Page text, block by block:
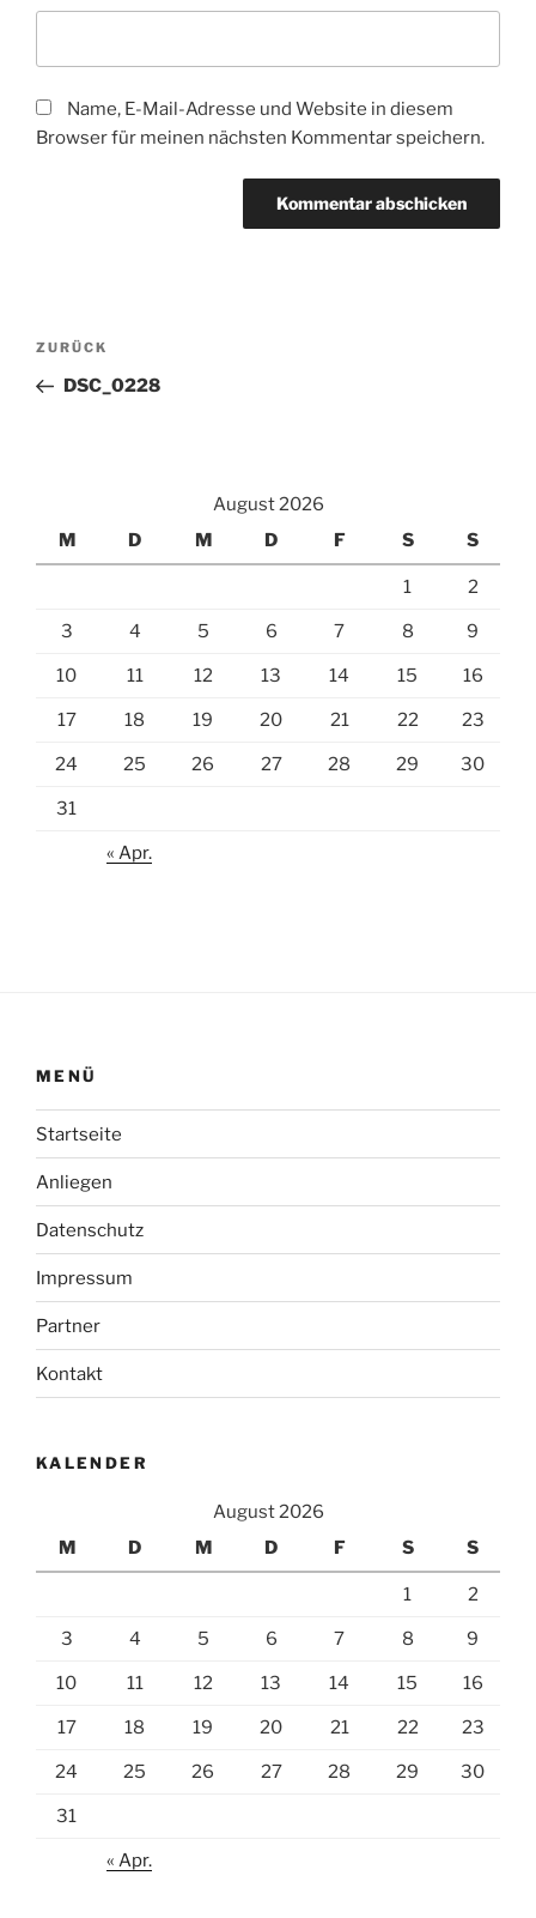
Name, E-Mail-Adresse und Website in diesem
Browser für meinen nächsten Kommentar speichern.
Beitragsnavigation
Vorheriger
Beitrag
ZURÜCK
DSC_0228
August 2026
M
D M D F S S
1 2
3 4 5 6 7 8 9
10 11 12 13 14 15 16
17 18 19 20 21 22 23
24 25 26 27 28 29 30
31
« Apr.
MENÜ
Startseite
Anliegen
Datenschutz
Impressum
Partner
Kontakt
KALENDER
August 2026
M
D M D F S S
1 2
3 4 5 6 7 8 9
10 11 12 13 14 15 16
17 18 19 20 21 22 23
24 25 26 27 28 29 30
31
« Apr.